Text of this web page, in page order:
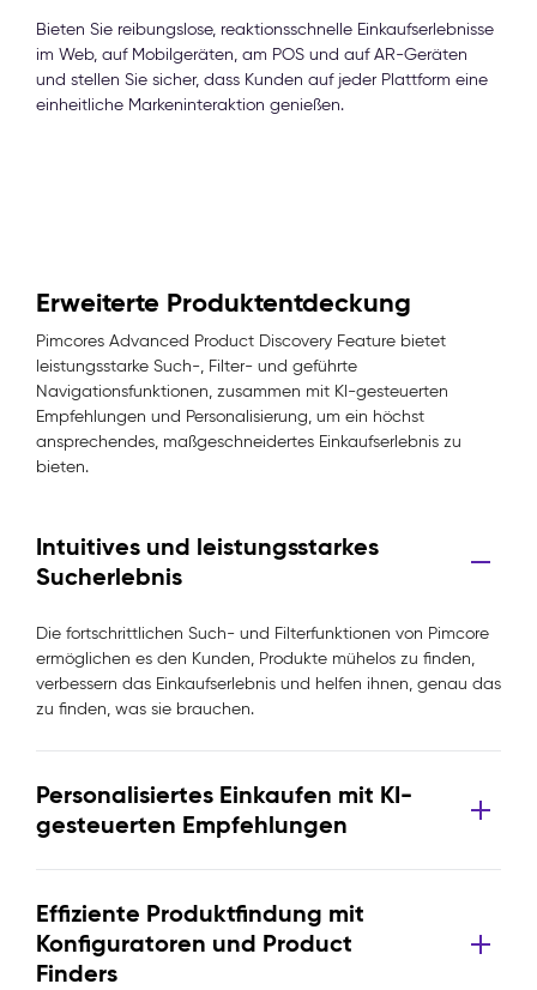
Bieten Sie reibungslose, reaktionsschnelle Einkaufserlebnisse
im Web, auf Mobilgeräten, am POS und auf AR-Geräten
und stellen Sie sicher, dass Kunden auf jeder Plattform eine
einheitliche Markeninteraktion genießen.
Erweiterte Produktentdeckung
Pimcores Advanced Product Discovery Feature bietet
leistungsstarke Such-, Filter- und geführte
Navigationsfunktionen, zusammen mit KI-gesteuerten
Empfehlungen und Personalisierung, um ein höchst
ansprechendes, maßgeschneidertes Einkaufserlebnis zu
bieten.
Intuitives und leistungsstarkes
Sucherlebnis
Die fortschrittlichen Such- und Filterfunktionen von Pimcore
ermöglichen es den Kunden, Produkte mühelos zu finden,
verbessern das Einkaufserlebnis und helfen ihnen, genau das
zu finden, was sie brauchen.
Personalisiertes Einkaufen mit KI-
gesteuerten Empfehlungen
Effiziente Produktfindung mit
Konfiguratoren und Product
Finders